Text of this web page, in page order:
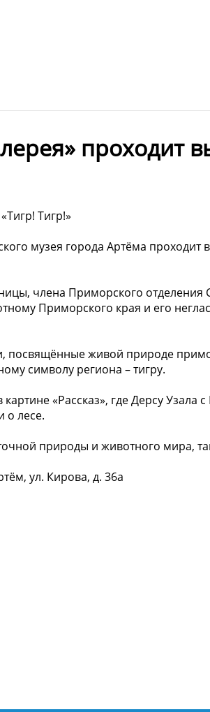
проходит
Тигр!»
музея города Артёма проходит
члена Приморского отделения
Приморского края и его
посвящённые живой природе
символу региона – тигру.
«Рассказ», где Дерсу Узала
о лесе.
природы и животного мира,
ул. Кирова, д. 36а